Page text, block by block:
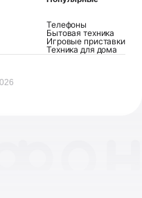
Телефоны
Бытовая техника
Игровые приставки
Техника для дома